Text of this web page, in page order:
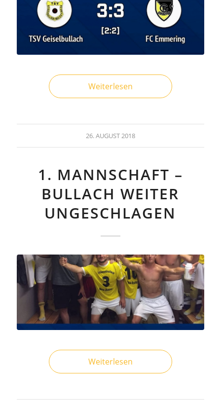
Weiterlesen
26. AUGUST 2018
1. MANNSCHAFT –
BULLACH WEITER
UNGESCHLAGEN
Weiterlesen